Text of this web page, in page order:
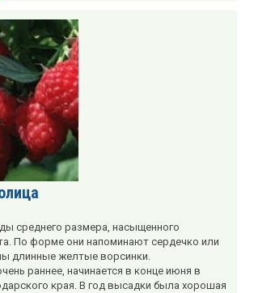
среднего размера, насыщенного
По форме они напоминают сердечко или
длинные желтые ворсинки.
раннее, начинается в конце июня в
края. В год высадки была хорошая